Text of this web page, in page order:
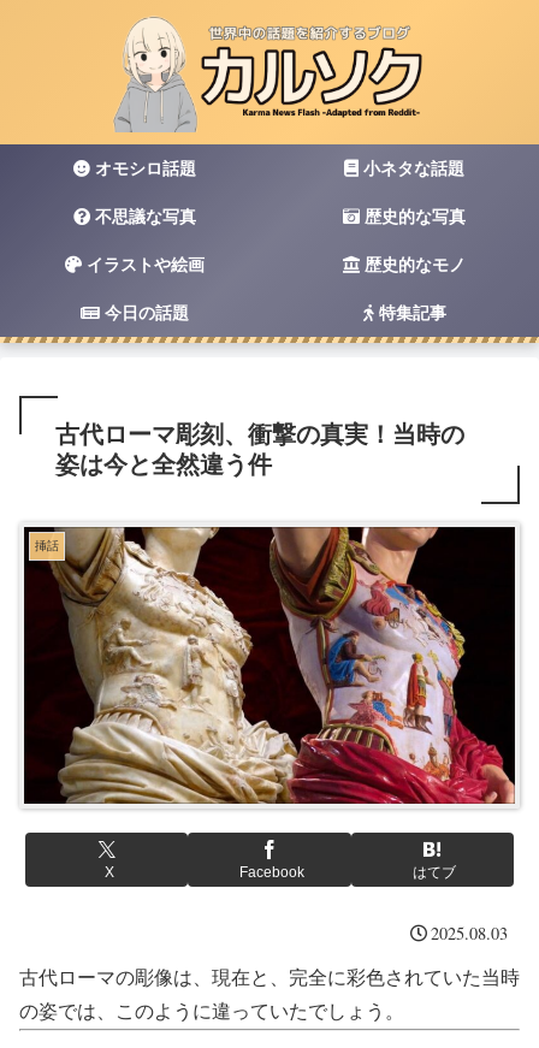
オモシロ話題 小ネタな話題
不思議な写真 歴史的な写真
イラストや絵画 歴史的なモノ
今日の話題 特集記事
古代ローマ彫刻、衝撃の真実！当時の
姿は今と全然違う件
挿話
X Facebook はてブ
2025.08.03
古代ローマの彫像は、現在と、完全に彩色されていた当時
の姿では、このように違っていたでしょう。